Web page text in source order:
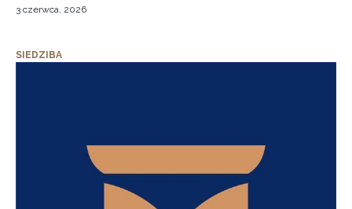
3 czerwca, 2026
SIEDZIBA